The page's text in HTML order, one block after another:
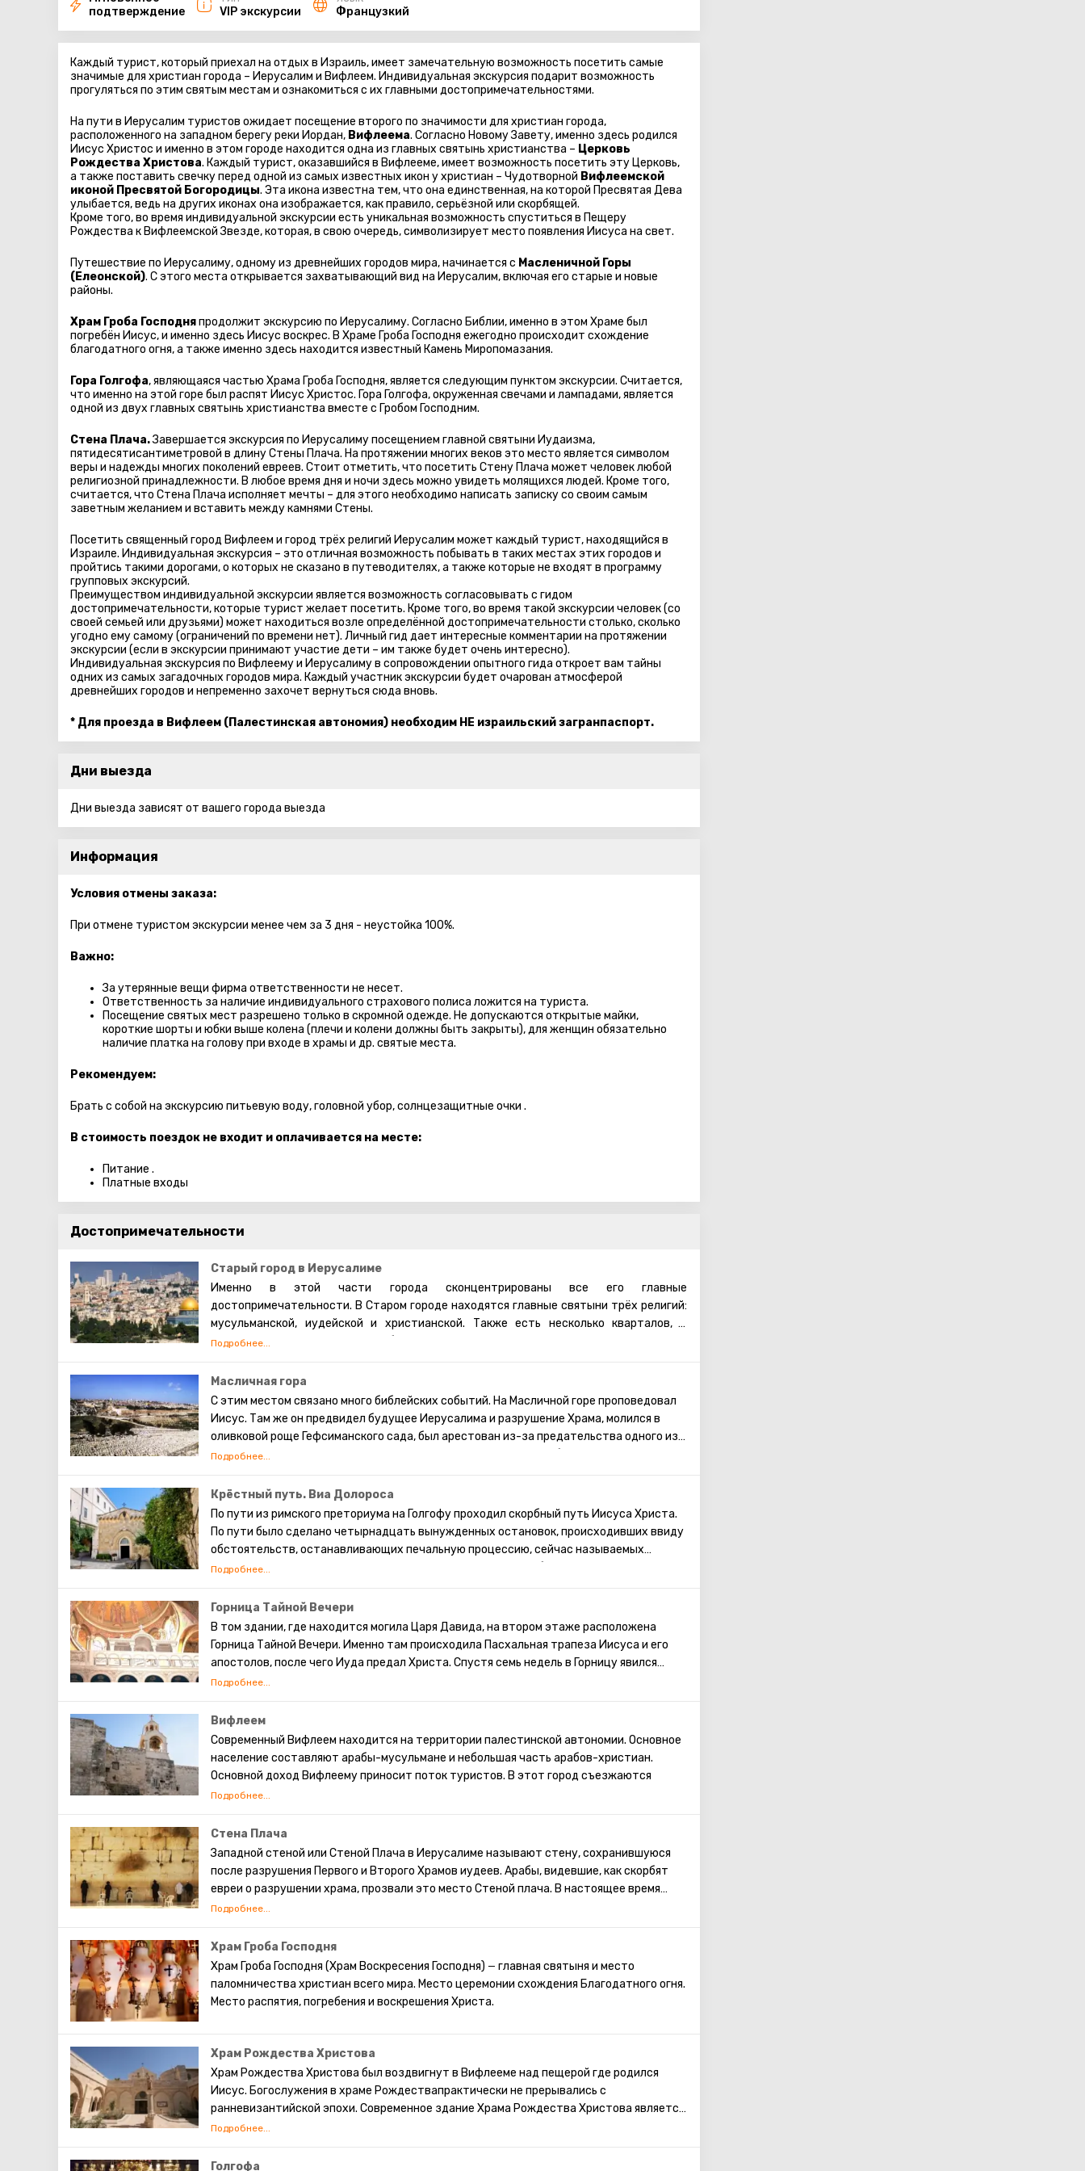
подтверждение
VIP экскурсии
Французкий
Каждый турист, который приехал на отдых в Израиль, имеет замечательную возможность посетить самые
значимые для христиан города – Иерусалим и Вифлеем. Индивидуальная экскурсия подарит возможность
прогуляться по этим святым местам и ознакомиться с их главными достопримечательностями.
На пути в Иерусалим туристов ожидает посещение второго по значимости для христиан города,
расположенного на западном берегу реки Иордан, Вифлеема. Согласно Новому Завету, именно здесь родился
Иисус Христос и именно в этом городе находится одна из главных святынь христианства – Церковь
Рождества Христова. Каждый турист, оказавшийся в Вифлееме, имеет возможность посетить эту Церковь,
а также поставить свечку перед одной из самых известных икон у христиан – Чудотворной Вифлеемской
иконой Пресвятой Богородицы. Эта икона известна тем, что она единственная, на которой Пресвятая Дева
улыбается, ведь на других иконах она изображается, как правило, серьёзной или скорбящей.
Кроме того, во время индивидуальной экскурсии есть уникальная возможность спуститься в Пещеру
Рождества к Вифлеемской Звезде, которая, в свою очередь, символизирует место появления Иисуса на свет.
Путешествие по Иерусалиму, одному из древнейших городов мира, начинается с Масленичной Горы
(Елеонской). С этого места открывается захватывающий вид на Иерусалим, включая его старые и новые
районы.
Храм Гроба Господняпродолжит экскурсию по Иерусалиму. Согласно Библии, именно в этом Храме был
погребён Иисус, и именно здесь Иисус воскрес. В Храме Гроба Господня ежегодно происходит схождение
благодатного огня, а также именно здесь находится известный Камень Миропомазания.
Гора Голгофа, являющаяся частью Храма Гроба Господня, является следующим пунктом экскурсии. Считается,
что именно на этой горе был распят Иисус Христос. Гора Голгофа, окруженная свечами и лампадами, является
одной из двух главных святынь христианства вместе с Гробом Господним.
Стена Плача.Завершается экскурсия по Иерусалиму посещением главной святыни Иудаизма,
пятидесятисантиметровой в длину Стены Плача. На протяжении многих веков это место является символом
веры и надежды многих поколений евреев. Стоит отметить, что посетить Стену Плача может человек любой
религиозной принадлежности. В любое время дня и ночи здесь можно увидеть молящихся людей. Кроме того,
считается, что Стена Плача исполняет мечты – для этого необходимо написать записку со своим самым
заветным желанием и вставить между камнями Стены.
Посетить священный город Вифлеем и город трёх религий Иерусалим может каждый турист, находящийся в
Израиле. Индивидуальная экскурсия – это отличная возможность побывать в таких местах этих городов и
пройтись такими дорогами, о которых не сказано в путеводителях, а также которые не входят в программу
групповых экскурсий.
Преимуществом индивидуальной экскурсии является возможность согласовывать с гидом
достопримечательности, которые турист желает посетить. Кроме того, во время такой экскурсии человек (со
своей семьей или друзьями) может находиться возле определённой достопримечательности столько, сколько
угодно ему самому (ограничений по времени нет). Личный гид дает интересные комментарии на протяжении
экскурсии (если в экскурсии принимают участие дети – им также будет очень интересно).
Индивидуальная экскурсия по Вифлеему и Иерусалиму в сопровождении опытного гида откроет вам тайны
одних из самых загадочных городов мира. Каждый участник экскурсии будет очарован атмосферой
древнейших городов и непременно захочет вернуться сюда вновь.
* Для проезда в Вифлеем (Палестинская автономия) необходим НЕ израильский загранпаспорт.
Дни выезда
Дни выезда зависят от вашего города выезда
Информация
Условия отмены заказа:
При отмене туристом экскурсии менее чем за 3 дня - неустойка 100%.
Важно:
За утерянные вещи фирма ответственности не несет.
Ответственность за наличие индивидуального страхового полиса ложится на туриста.
Посещение святых мест разрешено только в скромной одежде. Не допускаются открытые майки,
короткие шорты и юбки выше колена (плечи и колени должны быть закрыты), для женщин обязательно
наличие платка на голову при входе в храмы и др. святые места.
Рекомендуем:
Брать с собой на экскурсию питьевую воду, головной убор, солнцезащитные очки .
В стоимость поездок не входит и оплачивается на месте:
Питание .
Платные входы
Достопримечательности
Старый город в Иерусалиме
Именно в этой части города сконцентрированы все его главные
достопримечательности. В Старом городе находятся главные святыни трёх религий:
мусульманской, иудейской и христианской. Также есть несколько кварталов, в
которых проживают евреи, арабы, христиане и армяне. Несмотря на то, что армяне
живут они обособленно. В армянском квартале практически не бывает туристических
экскурсий. Каждый может увидеть потрясающие памятники старинной архитектуры,
просто прогулявшись по Старому городу. Башня Давида, Храм Гроба Господня,
сохранившаяся римская торговая улица, Стена Плача и многие другие
достопримечательности Иерусалима открыты для посещения туристами.
Масличная гора
С этим местом связано много библейских событий. На Масличной горе проповедовал
Иисус. Там же он предвидел будущее Иерусалима и разрушение Храма, молился в
оливковой роще Гефсиманского сада, был арестован из-за предательства одного из
его апостолов – Иуды. Также, пророком Захарией в древности было сделано
тогда начнётся воскрешение мёртвых. На западном склоне горы находится
иудейское кладбище, где когда-то был похоронен сын царя Давида- Авессалом, а
сейчас там хоронят видных государственных деятелей Израиля.
Крёстный путь. Виа Долороса
По пути из римского преториума на Голгофу проходил скорбный путь Иисуса Христа.
По пути было сделано четырнадцать вынужденных остановок, происходивших ввиду
обстоятельств, останавливающих печальную процессию, сейчас называемых
станциями. На месте первых десяти станций построены небольшие церкви или
Крестному пути, можно самому увидеть, прочувствовать то, что пришлось пережить
Иисусу. ( В программе маршрута посещение 5 последних точек)
Горница Тайной Вечери
В том здании, где находится могила Царя Давида, на втором этаже расположена
Горница Тайной Вечери. Именно там происходила Пасхальная трапеза Иисуса и его
апостолов, после чего Иуда предал Христа. Спустя семь недель в Горницу явился
Святой Дух. После этого апостолы Христа заговорили на множестве разных языков и
отражение в работах знаменитых художников и иконописцев.
Вифлеем
Современный Вифлеем находится на территории палестинской автономии. Основное
население составляют арабы-мусульмане и небольшая часть арабов-христиан.
Основной доход Вифлеему приносит поток туристов. В этот город съезжаются
христианские паломники со всего света. Именно здесь родился Иисус Христос.
транслируют по всему миру. Главная святыня города – серебряная звезда в пещере
храма Рождества Христова, которой отмечено место, где появился на свет Иисус. В
этом храме есть чудотворная икона улыбающейся Божьей Матери, пещера
Стена Плача
Западной стеной или Стеной Плача в Иерусалиме называют стену, сохранившуюся
после разрушения Первого и Второго Храмов иудеев. Арабы, видевшие, как скорбят
евреи о разрушении храма, прозвали это место Стеной плача. В настоящее время
существует традиция: стоя у Стены Плача просить о самом сокровенном. Можно
непременно сбудется. Собираясь посетить Стену Плача, следует помнить о том, что
это возможно только в скромной одежде, прикрывающей колени и плечи.
Храм Гроба Господня
Храм Гроба Господня (Храм Воскресения Господня) — главная святыня и место
паломничества христиан всего мира. Место церемонии схождения Благодатного огня.
Место распятия, погребения и воскрешения Христа.
Храм Рождества Христова
Храм Рождества Христова был воздвигнут в Вифлееме над пещерой где родился
Иисус. Богослужения в храме Рождествапрактически не прерывались с
ранневизантийской эпохи. Современное здание Храма Рождества Христова является
единственным христианским храмом в Палестине, сохранившимся с
Голгофа